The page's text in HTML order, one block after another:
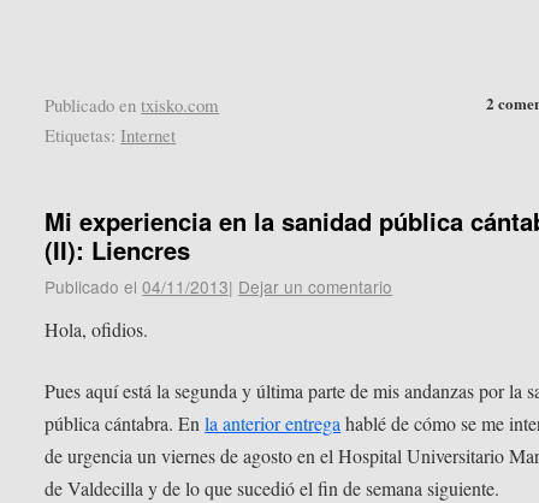
2
Publicado en txisko.com
Etiquetas: Internet
Mi experiencia en la sanidad pública
(II): Liencres
Publicado el 04/11/2013| Dejar un comentario
Hola, ofidios.
Pues aquí está la segunda y última parte de mis andanzas por la
pública cántabra. Enla anterior entrega hablé de cómo se me
de urgencia un viernes de agosto en el Hospital Universitario
de Valdecilla y de lo que sucedió el fin de semana siguiente.